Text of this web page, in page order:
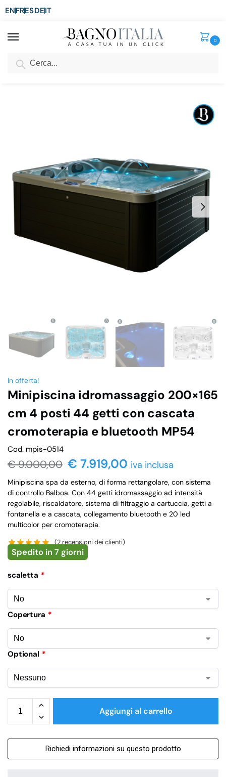
ENFRESDEIT
0
SCONTO del 3%
In offerta!
Minipiscina idromassaggio 200×165
cm 4 posti 44 getti con cascata
cromoterapia e bluetooth MP54
Cod. mpis-0514
€9.000,00 € 7.919,00 iva inclusa
Minipiscina spa da esterno, di forma rettangolare, con sistema
di controllo Balboa. Con 44 getti idromassaggio ad intensità
regolabile, riscaldatore, sistema di filtraggio a cartuccia, getti a
fontanella e a cascata, collegamento bluetooth e 20 led
multicolor per cromoterapia.
(2recensioni dei clienti)
Spedito in 7 giorni
scaletta *
Copertura *
Optional *
Aggiungi al carrello
Richiedi informazioni su questo prodotto